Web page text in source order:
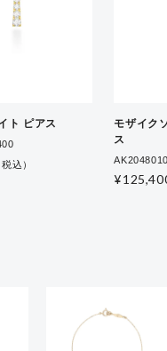
ト ピアス
税込）
モザイク
ス